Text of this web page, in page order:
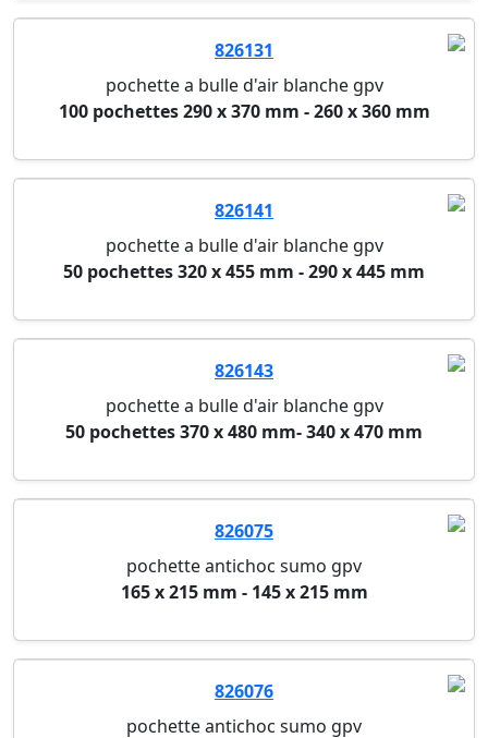
826131
pochette a bulle d'air blanche gpv
100 pochettes 290 x 370 mm - 260 x 360 mm
826141
pochette a bulle d'air blanche gpv
50 pochettes 320 x 455 mm - 290 x 445 mm
826143
pochette a bulle d'air blanche gpv
50 pochettes 370 x 480 mm- 340 x 470 mm
826075
pochette antichoc sumo gpv
165 x 215 mm - 145 x 215 mm
826076
pochette antichoc sumo gpv